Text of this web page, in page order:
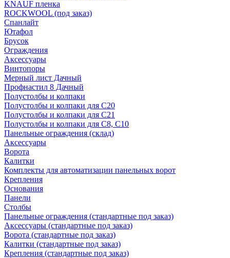
KNAUF пленка
ROCKWOOL (под заказ)
Спанлайт
Ютафол
Брусок
Ограждения
Аксессуары
Винтопоры
Мерный лист Дачный
Профнастил 8 Дачный
Полустолбы и колпаки
Полустолбы и колпаки для С20
Полустолбы и колпаки для С21
Полустолбы и колпаки для С8, С10
Панельные ограждения (склад)
Аксессуары
Ворота
Калитки
Комплекты для автоматизации панельных ворот
Крепления
Основания
Панели
Столбы
Панельные ограждения (стандартные под заказ)
Аксессуары (стандартные под заказ)
Ворота (стандартные под заказ)
Калитки (стандартные под заказ)
Крепления (стандартные под заказ)